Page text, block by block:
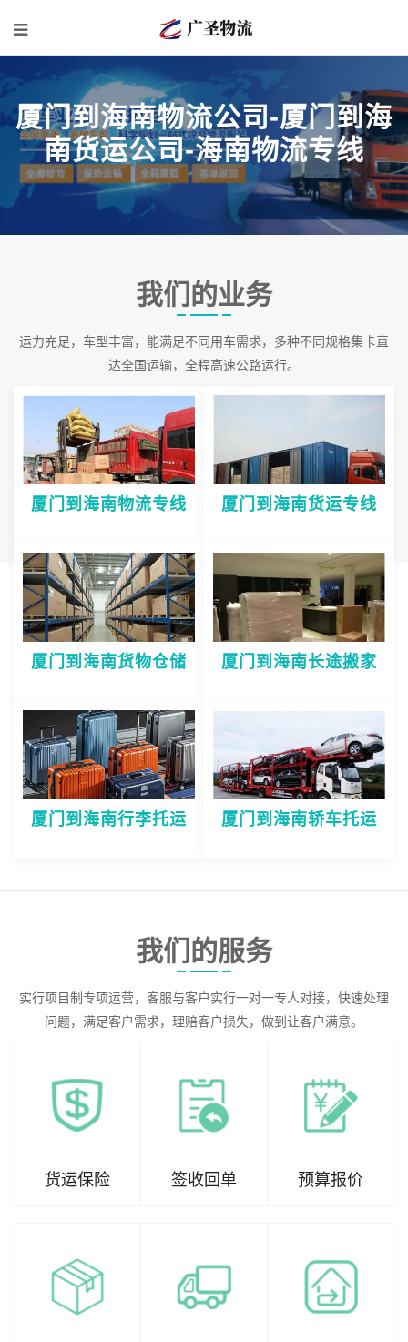
厦门到海南物流公司-厦门到海
南货运公司-海南物流专线
我们的业务
运力充足，车型丰富，能满足不同用车需求，多种不同规格集卡直
达全国运输，全程高速公路运行。
厦门到海南物流专线 厦门到海南货运专线
厦门到海南货物仓储 厦门到海南长途搬家
厦门到海南行李托运 厦门到海南轿车托运
我们的服务
实行项目制专项运营，客服与客户实行一对一专人对接，快速处理
问题，满足客户需求，理赔客户损失，做到让客户满意。
货运保险 签收回单 预算报价